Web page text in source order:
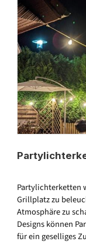
Partylichterketten
Grillplatz zu
Atmosphäre zu
Designs können
für ein geselliges